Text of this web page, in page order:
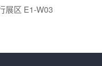
展区 E1-W03